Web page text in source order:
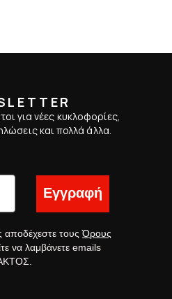
για νέες κυκλοφορίες,
και πολλά άλλα.
Εγγραφή
αποδέχεστε τουςΌρους
να λαμβάνετε emails